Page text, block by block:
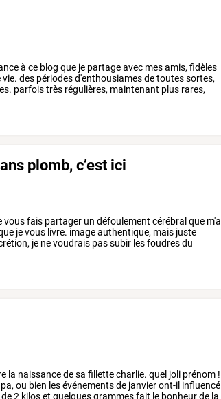
à ce blog que je partageavec mesamis, fidèles
vie. des périodesd'enthousiamesdetoutessortes,
parfoistrès régulières, maintenant plus rares,
plomb, c’est ici
vousfais partager un défoulement cérébral que m'a
jevous livre. imageauthentique, mais juste
je nevoudrais passubir lesfoudresdu
la naissancedesa fillettecharlie. quel joli prénom !
ou bien lesévénementsde janvieront-il influencé
de2 kiloset quelquesgrammesfait le bonheurde la